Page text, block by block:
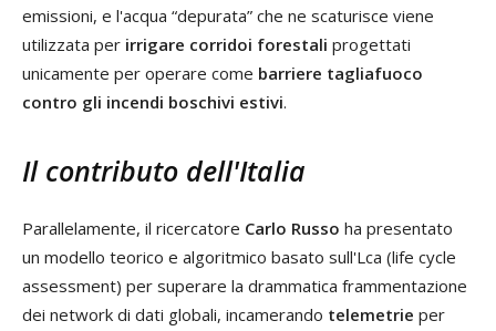
emissioni, e l'acqua “depurata” che ne scaturisce viene
utilizzata per irrigare corridoi forestali progettati
unicamente per operare come barriere tagliafuoco
contro gli incendi boschivi estivi.
Il contributo dell'Italia
Parallelamente, il ricercatore Carlo Russo ha presentato
un modello teorico e algoritmico basato sull'Lca (life cycle
assessment) per superare la drammatica frammentazione
dei network di dati globali, incamerando telemetrie per